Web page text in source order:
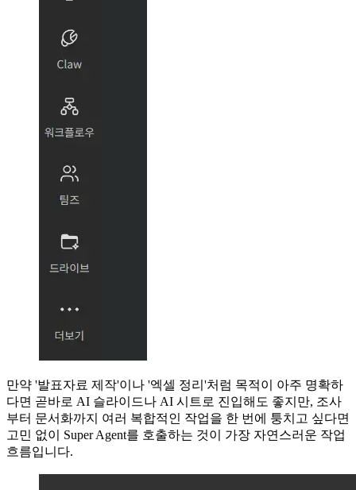
만약 '발표자료 제작'이나 '엑셀 정리'처럼 목적이 아주 명확하
다면 곧바로 AI 슬라이드나 AI 시트로 진입해도 좋지만, 조사
부터 문서화까지 여러 복합적인 작업을 한 번에 퉁치고 싶다면
고민 없이 Super Agent를 호출하는 것이 가장 자연스러운 작업
흐름입니다.